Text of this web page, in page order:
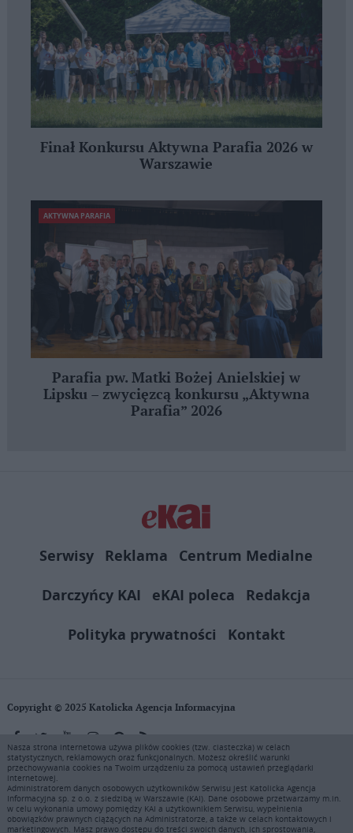
Finał Konkursu Aktywna Parafia 2026 w
Warszawie
AKTYWNA PARAFIA
Parafia pw. Matki Bożej Anielskiej w
Lipsku – zwycięzcą konkursu „Aktywna
Parafia” 2026
Serwisy Reklama
Centrum Medialne
Darczyńcy KAI
eKAI poleca
Redakcja
Polityka prywatności
Kontakt
Copyright © 2025 Katolicka Agencja Informacyjna
KAI zastrzega wszelkie prawa do serwisu. Użytkownicy mogą pobierać
i drukować fragmenty zawartości serwisu internetowego www.ekai.pl
wyłącznie do użytku osobistego. Publikacja, rozpowszechnianie
zawartości niniejszego serwisu lub jej sprzedaż (także framing i in.
podobne metody), są bez uprzedniej pisemnej zgody KAI zabronione i
Nasza strona internetowa używa plików cookies (tzw. ciasteczka) w celach
statystycznych, reklamowych oraz funkcjonalnych. Możesz określić warunki
przechowywania cookies na Twoim urządzeniu za pomocą ustawień przeglądarki
internetowej.
Administratorem danych osobowych użytkowników Serwisu jest Katolicka Agencja
Informacyjna sp. z o.o. z siedzibą w Warszawie (KAI). Dane osobowe przetwarzamy m.in.
w celu wykonania umowy pomiędzy KAI a użytkownikiem Serwisu, wypełnienia
obowiązków prawnych ciążących na Administratorze, a także w celach kontaktowych i
marketingowych. Masz prawo dostępu do treści swoich danych, ich sprostowania,